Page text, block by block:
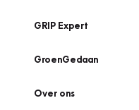
GRIP Expert
GroenGedaan
Over ons